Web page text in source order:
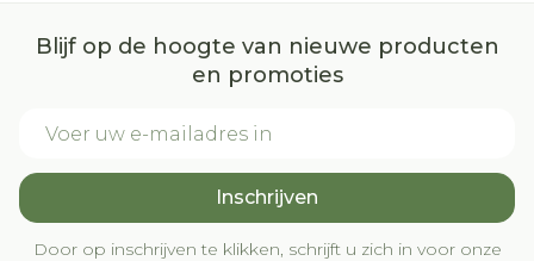
Blijf op de hoogte van nieuwe producten
en promoties
Inschrijven
Door op inschrijven te klikken, schrijft u zich in voor onze